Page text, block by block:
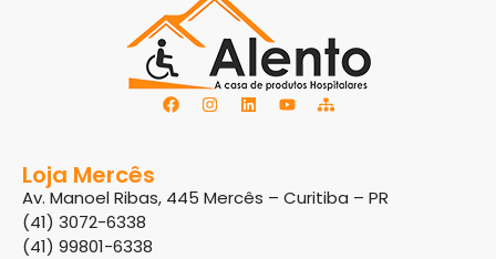
Loja Mercês
Av. Manoel Ribas, 445 Mercês – Curitiba – PR
(41) 3072-6338
(41) 99801-6338